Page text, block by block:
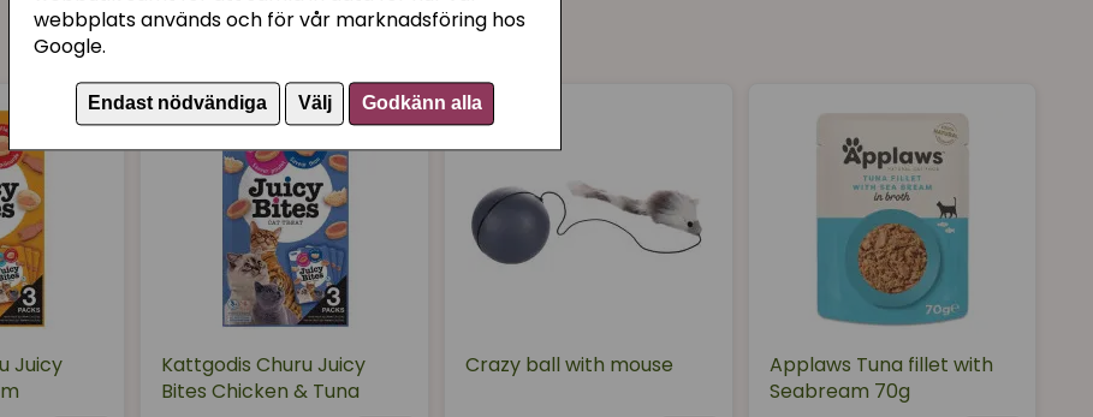
webbplats används och för vår marknadsföring hos
Google.
Endast nödvändiga Välj Godkänn alla
Louise
Juicy
Kattgodis Churu Juicy
Bites Chicken & Tuna
Crazy ball with mouse
Applaws Tuna fillet with
Seabream 70g